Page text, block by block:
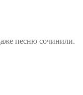
песню сочинили.